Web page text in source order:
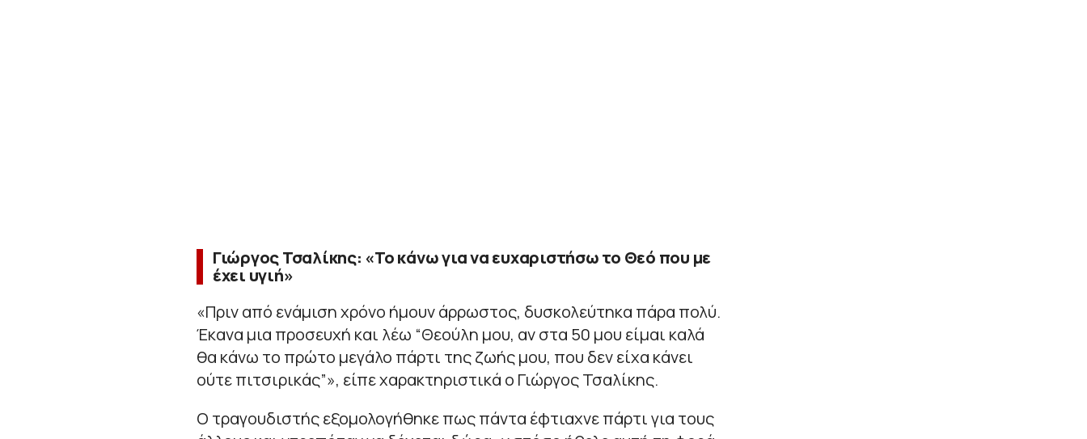
Γιώργος Τσαλίκης: «Το κάνω για να ευχαριστήσω το Θεό που με
έχει υγιή»
«Πριν από ενάμιση χρόνο ήμουν άρρωστος, δυσκολεύτηκα πάρα πολύ.
Έκανα μια προσευχή και λέω “Θεούλη μου, αν στα 50 μου είμαι καλά
θα κάνω το πρώτο μεγάλο πάρτι της ζωής μου, που δεν είχα κάνει
ούτε πιτσιρικάς”», είπε χαρακτηριστικά ο Γιώργος Τσαλίκης.
Ο τραγουδιστής εξομολογήθηκε πως πάντα έφτιαχνε πάρτι για τους